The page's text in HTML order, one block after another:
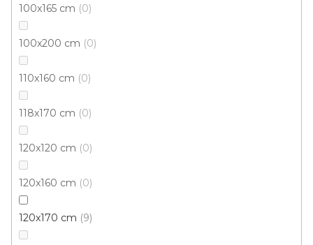
100x165 cm 0
100x200 cm 0
110x160 cm 0
118x170 cm 0
120x120 cm 0
120x160 cm 0
120x170 cm 9
Kusový koberec NUVIA B338 Z801 Multi
Skladem externě, odesíláme do 3 - 8 dní
67x120 cm